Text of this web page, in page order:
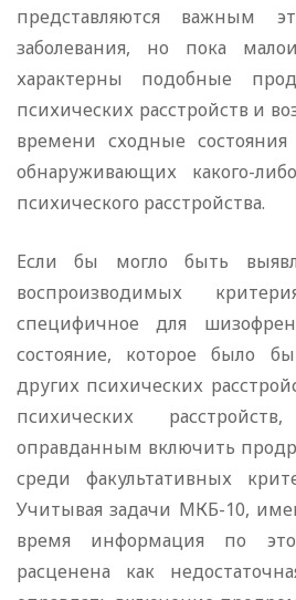
представляются важным
заболевания, но пока
характерны подобные
психических расстройств и
времени сходные
обнаруживающих какого-
психического расстройства.
Если бы могло быть
воспроизводимых
специфичное для
состояние, которое было
других психических
психических
оправданным включить
среди факультативных
Учитывая задачи МКБ-10,
время информация по
расценена как